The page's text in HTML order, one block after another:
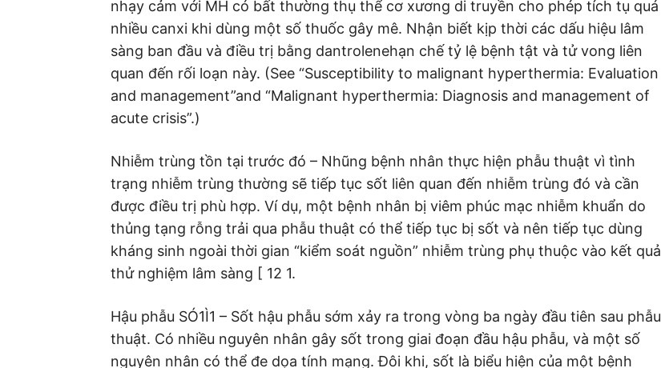
nhạy cảm với MH có bất thường thụ thể cơ xương di truyền cho phép tích tụ quá
nhiều canxi khi dùng một số thuốc gây mê. Nhận biết kịp thời các dấu hiệu lâm
sàng ban đầu và điều trị bằng dantrolenehạn chế tỷ lệ bệnh tật và tử vong liên
quan đến rối loạn này. (See “Susceptibility to malignant hyperthermia: Evaluation
and management”and “Malignant hyperthermia: Diagnosis and management of
acute crisis”.)
Nhiễm trùng tồn tại trước đó – Nhũng bệnh nhân thực hiện phẫu thuật vì tình
trạng nhiễm trùng thường sẽ tiếp tục sốt liên quan đến nhiễm trùng đó và cần
được điều trị phù hợp. Ví dụ, một bệnh nhân bị viêm phúc mạc nhiễm khuẩn do
thủng tạng rỗng trải qua phẫu thuật có thể tiếp tục bị sốt và nên tiếp tục dùng
kháng sinh ngoài thời gian “kiểm soát nguồn” nhiễm trùng phụ thuộc vào kết quả
thử nghiệm lâm sàng [ 12 1.
Hậu phẫu SÓ1Ì1 – Sốt hậu phẫu sớm xảy ra trong vòng ba ngày đầu tiên sau phẫu
thuật. Có nhiều nguyên nhân gây sốt trong giai đoạn đầu hậu phẫu, và một số
nguyên nhân có thể đe dọa tính mạng. Đôi khi, sốt là biểu hiện của một bệnh